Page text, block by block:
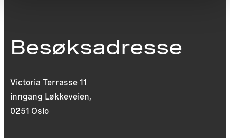
Besøksadresse
Victoria Terrasse 11
inngang Løkkeveien,
0251 Oslo